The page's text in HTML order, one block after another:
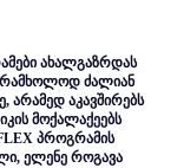
ახალგაზრდას
ძალიან
არამედ აკავშირებს
მოქალაქეებს
პროგრამის
ელენე როგავა